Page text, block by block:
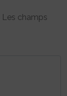
Les champs